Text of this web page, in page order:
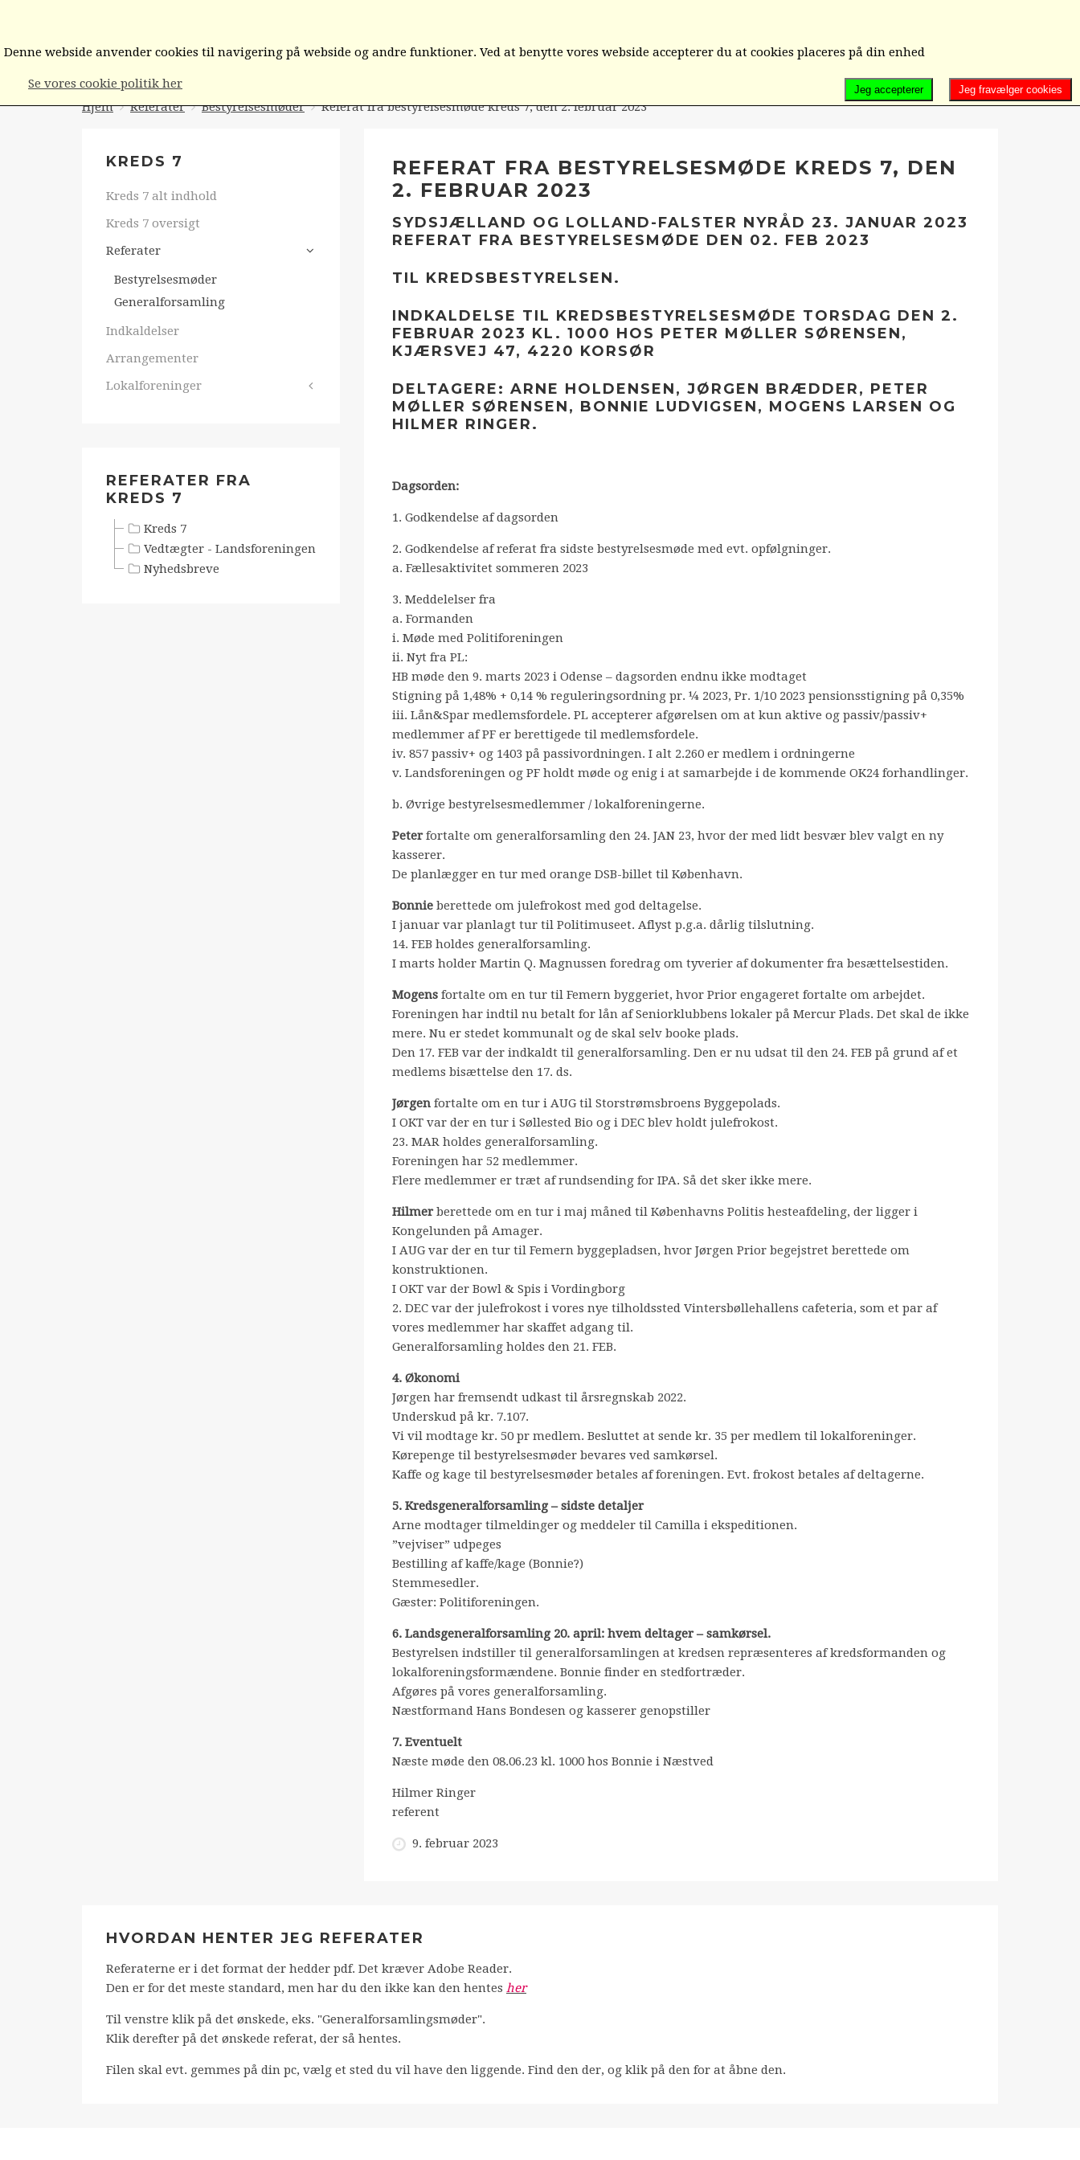
Hjem Referater Bestyrelsesmøder Referat fra bestyrelsesmøde kreds 7, den 2. februar 2023
REFERAT FRA BESTYRELSESMØDE KREDS 7, DEN
2. FEBRUAR 2023
SYDSJÆLLAND OG LOLLAND-FALSTER NYRÅD 23. JANUAR 2023
REFERAT FRA BESTYRELSESMØDE DEN 02. FEB 2023
TIL KREDSBESTYRELSEN.
INDKALDELSE TIL KREDSBESTYRELSESMØDE TORSDAG DEN 2.
FEBRUAR 2023 KL. 1000 HOS PETER MØLLER SØRENSEN,
KJÆRSVEJ 47, 4220 KORSØR
DELTAGERE: ARNE HOLDENSEN, JØRGEN BRÆDDER, PETER
MØLLER SØRENSEN, BONNIE LUDVIGSEN, MOGENS LARSEN OG
HILMER RINGER.
Dagsorden:
1. Godkendelse af dagsorden
2. Godkendelse af referat fra sidste bestyrelsesmøde med evt. opfølgninger.
a. Fællesaktivitet sommeren 2023
3. Meddelelser fra
a. Formanden
i. Møde med Politiforeningen
ii. Nyt fra PL:
HB møde den 9. marts 2023 i Odense – dagsorden endnu ikke modtaget
Stigning på 1,48% + 0,14 % reguleringsordning pr. ¼ 2023, Pr. 1/10 2023 pensionsstigning på 0,35%
iii. Lån&Spar medlemsfordele. PL accepterer afgørelsen om at kun aktive og passiv/passiv+
medlemmer af PF er berettigede til medlemsfordele.
iv. 857 passiv+ og 1403 på passivordningen. I alt 2.260 er medlem i ordningerne
v. Landsforeningen og PF holdt møde og enig i at samarbejde i de kommende OK24 forhandlinger.
b. Øvrige bestyrelsesmedlemmer / lokalforeningerne.
Peterfortalte om generalforsamling den 24. JAN 23, hvor der med lidt besvær blev valgt en ny
kasserer.
De planlægger en tur med orange DSB-billet til København.
Bonnie berettede om julefrokost med god deltagelse.
I januar var planlagt tur til Politimuseet. Aflyst p.g.a. dårlig tilslutning.
14. FEB holdes generalforsamling.
I marts holder Martin Q. Magnussen foredrag om tyverier af dokumenter fra besættelsestiden.
Mogens fortalte om en tur til Femern byggeriet, hvor Prior engageret fortalte om arbejdet.
Foreningen har indtil nu betalt for lån af Seniorklubbens lokaler på Mercur Plads. Det skal de ikke
mere. Nu er stedet kommunalt og de skal selv booke plads.
Den 17. FEB var der indkaldt til generalforsamling. Den er nu udsat til den 24. FEB på grund af et
medlems bisættelse den 17. ds.
Jørgen fortalte om en tur i AUG til Storstrømsbroens Byggepolads.
I OKT var der en tur i Søllested Bio og i DEC blev holdt julefrokost.
23. MAR holdes generalforsamling.
Foreningen har 52 medlemmer.
Flere medlemmer er træt af rundsending for IPA. Så det sker ikke mere.
Hilmerberettede om en tur i maj måned til Københavns Politis hesteafdeling, der ligger i
Kongelunden på Amager.
I AUG var der en tur til Femern byggepladsen, hvor Jørgen Prior begejstret berettede om
konstruktionen.
I OKT var der Bowl & Spis i Vordingborg
2. DEC var der julefrokost i vores nye tilholdssted Vintersbøllehallens cafeteria, som et par af
vores medlemmer har skaffet adgang til.
Generalforsamling holdes den 21. FEB.
4. Økonomi
Jørgen har fremsendt udkast til årsregnskab 2022.
Underskud på kr. 7.107.
Vi vil modtage kr. 50 pr medlem. Besluttet at sende kr. 35 per medlem til lokalforeninger.
Kørepenge til bestyrelsesmøder bevares ved samkørsel.
Kaffe og kage til bestyrelsesmøder betales af foreningen. Evt. frokost betales af deltagerne.
5. Kredsgeneralforsamling – sidste detaljer
Arne modtager tilmeldinger og meddeler til Camilla i ekspeditionen.
”vejviser” udpeges
Bestilling af kaffe/kage (Bonnie?)
Stemmesedler.
Gæster: Politiforeningen.
6. Landsgeneralforsamling 20. april: hvem deltager – samkørsel.
Bestyrelsen indstiller til generalforsamlingen at kredsen repræsenteres af kredsformanden og
lokalforeningsformændene. Bonnie finder en stedfortræder.
Afgøres på vores generalforsamling.
Næstformand Hans Bondesen og kasserer genopstiller
7. Eventuelt
Næste møde den 08.06.23 kl. 1000 hos Bonnie i Næstved
Hilmer Ringer
referent
9. februar 2023
KREDS 7
Kreds 7 alt indhold
Kreds 7 oversigt
Referater
Bestyrelsesmøder
Generalforsamling
Indkaldelser
Arrangementer
Lokalforeninger
REFERATER FRA
KREDS 7
Kreds 7
Vedtægter - Landsforeningen
Nyhedsbreve
HVORDAN HENTER JEG REFERATER
Referaterne er i det format der hedder pdf. Det kræver Adobe Reader.
Den er for det meste standard, men har du den ikke kan den hentes her
Til venstre klik på det ønskede, eks. "Generalforsamlingsmøder".
Klik derefter på det ønskede referat, der så hentes.
Filen skal evt. gemmes på din pc, vælg et sted du vil have den liggende. Find den der, og klik på den for at åbne den.
Denne webside anvender cookies til navigering på webside og andre funktioner. Ved at benytte vores webside accepterer du at cookies placeres på din enhed
Se vores cookie politik her Jeg fravælger cookies
Jeg accepterer